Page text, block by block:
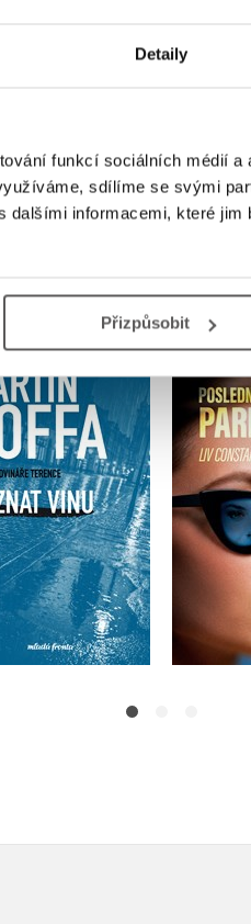
Detaily
funkcí sociálních médií
sdílíme se svými
dalšími informacemi, které
Přizpůsobit
recenzi mohou vkládat
Přiznat vinu
Martin Goffa
Do košíku
369 Kč
295 Kč